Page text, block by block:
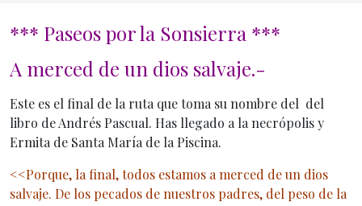
Inicio General
*** Paseos por la Sonsierra ***
A merced de un dios salvaje.-
Este es el final de la ruta que toma su nombre del del
libro de Andrés Pascual. Has llegado a la necrópolis y
Ermita de Santa María de la Piscina.
<<Porque, la final, todos estamos a merced de un dios
salvaje. De los pecados de nuestros padres, del peso de la